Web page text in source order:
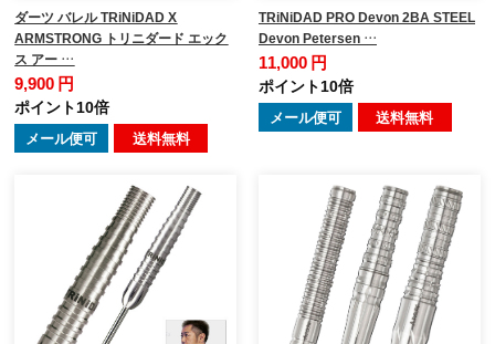
ダーツ バレル TRiNiDAD X
ARMSTRONG トリニダード エック
ス アー …
9,900 円
ポイント10倍
メール便可 送料無料
TRiNiDAD PRO Devon 2BA STEEL
Devon Petersen …
11,000 円
ポイント10倍
メール便可 送料無料